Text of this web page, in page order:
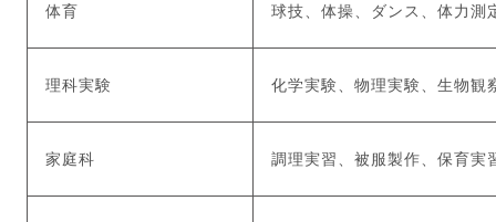
体育 球技、体操、ダンス、体力測
理科実験 化学実験、物理実験、生物観
家庭科 調理実習、被服製作、保育実